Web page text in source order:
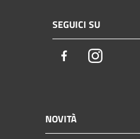
SEGUICI SU
FacebookInstagram
NOVITÀ